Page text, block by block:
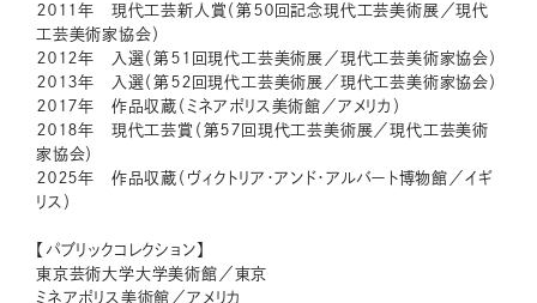
２０１１年 現代工芸新人賞（第５０回記念現代工芸美術展／現代
工芸美術家協会）
２０１２年 入選（第５１回現代工芸美術展／現代工芸美術家協会）
２０１３年 入選（第５２回現代工芸美術展／現代工芸美術家協会）
２０１７年 作品収蔵（ミネアポリス美術館／アメリカ）
２０１８年 現代工芸賞（第５７回現代工芸美術展／現代工芸美術
家協会）
２０２５年 作品収蔵（ヴィクトリア・アンド・アルバート博物館／イギ
リス）
【パブリックコレクション】
東京芸術大学大学美術館／東京
ミネアポリス美術館／アメリカ